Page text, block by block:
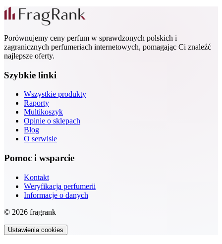
Porównujemy ceny perfum w sprawdzonych polskich i
zagranicznych perfumeriach internetowych, pomagając Ci znaleźć
najlepsze oferty.
Szybkie linki
Wszystkie produkty
Raporty
Multikoszyk
Opinie o sklepach
Blog
O serwisie
Pomoc i wsparcie
Kontakt
Weryfikacja perfumerii
Informacje o danych
© 2026 fragrank
Ustawienia cookies